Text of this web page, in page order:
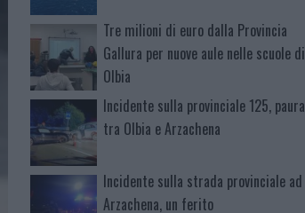
Tre milioni di euro dalla Provincia
Gallura per nuove aule nelle scuole di
Olbia
Incidente sulla provinciale 125, paura
tra Olbia e Arzachena
Incidente sulla strada provinciale ad
Arzachena, un ferito